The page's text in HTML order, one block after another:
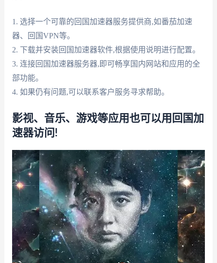
1. 选择一个可靠的回国加速器服务提供商,如番茄加速
器、回国VPN等。
2. 下载并安装回国加速器软件,根据使用说明进行配置。
3. 连接回国加速器服务器,即可畅享国内网站和应用的全
部功能。
4. 如果仍有问题,可以联系客户服务寻求帮助。
影视、音乐、游戏等应用也可以用回国加
速器访问!